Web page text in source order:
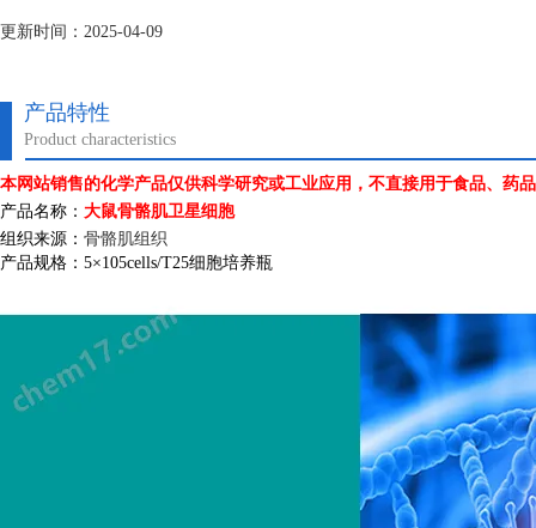
更新时间：2025-04-09
产品特性
Product characteristics
本网站销售的化学产品仅供科学研究或工业应用，不直接用于食品、药
产品名称： 大鼠骨骼肌卫星细胞
组织来源： 骨骼肌组织
产品规格： 5×105cells/T25细胞培养瓶